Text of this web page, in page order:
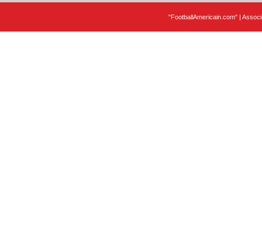
"FootballAmericain.com" |